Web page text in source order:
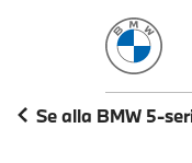
BMW
Se alla BMW 5-